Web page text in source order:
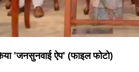
'जनसुनवाई ऐप' (फाइल फोटो)